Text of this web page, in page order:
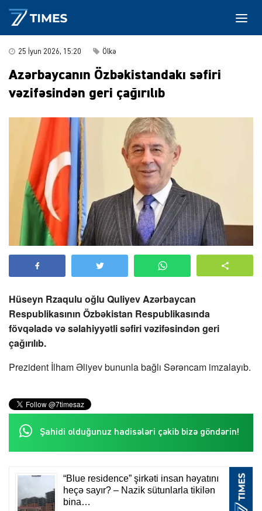
25 İyun 2026, 15:20 Ölkə
Azərbaycanın Özbəkistandakı səfiri
vəzifəsindən geri çağırılıb
Hüseyn Rzaqulu oğlu Quliyev Azərbaycan
Respublikasının Özbəkistan Respublikasında
fövqəladə və səlahiyyətli səfiri vəzifəsindən geri
çağırılıb.
Prezident İlham Əliyev bununla bağlı Sərəncam imzalayıb.
Şahidi olduğunuz hadisələri çəkib bizə göndərin!